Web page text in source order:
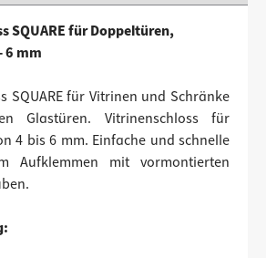
SQUARE für Doppeltüren,
6 mm
SQUARE für Vitrinen und Schränke
Glastüren. Vitrinenschloss für
4 bis 6 mm. Einfache und schnelle
Aufklemmen mit vormontierten